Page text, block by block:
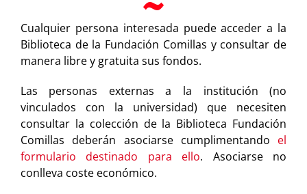
Cualquier persona interesada puede acceder a la
Biblioteca de la Fundación Comillas y consultar de
manera libre y gratuita sus fondos.
Las personas externas a la institución (no
vinculados con la universidad) que necesiten
consultar la colección de la Biblioteca Fundación
Comillas deberán asociarse cumplimentando el
formulario destinado para ello. Asociarse no
conlleva coste económico.